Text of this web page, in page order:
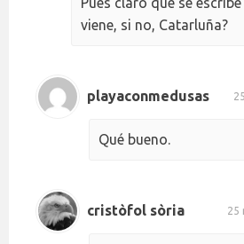
viene, si no, Catarluña?
playaconmedusas
Qué bueno.
cristòfol sòria 25